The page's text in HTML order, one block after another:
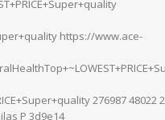
https://www.ace-
276987 48022
P 3d9e14_